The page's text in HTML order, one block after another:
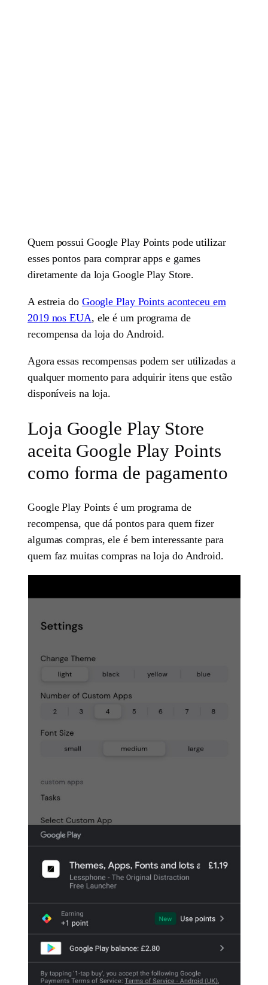
Quem possui Google Play Points pode utilizar
esses pontos para comprar apps e games
diretamente da loja Google Play Store.
A estreia do Google Play Points aconteceu em
2019 nos EUA, ele é um programa de
recompensa da loja do Android.
Agora essas recompensas podem ser utilizadas a
qualquer momento para adquirir itens que estão
disponíveis na loja.
Loja Google Play Store
aceita Google Play Points
como forma de pagamento
Google Play Points é um programa de
recompensa, que dá pontos para quem fizer
algumas compras, ele é bem interessante para
quem faz muitas compras na loja do Android.